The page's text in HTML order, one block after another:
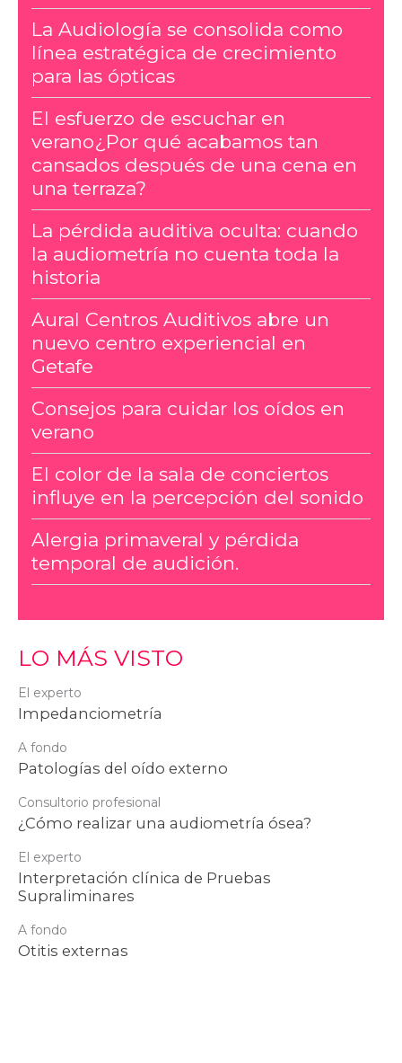
La Audiología se consolida como
línea estratégica de crecimiento
para las ópticas
El esfuerzo de escuchar en
verano¿Por qué acabamos tan
cansados después de una cena en
una terraza?
La pérdida auditiva oculta: cuando
la audiometría no cuenta toda la
historia
Aural Centros Auditivos abre un
nuevo centro experiencial en
Getafe
Consejos para cuidar los oídos en
verano
El color de la sala de conciertos
influye en la percepción del sonido
Alergia primaveral y pérdida
temporal de audición.
LO MÁS VISTO
El experto
Impedanciometría
A fondo
Patologías del oído externo
Consultorio profesional
¿Cómo realizar una audiometría ósea?
El experto
Interpretación clínica de Pruebas
Supraliminares
A fondo
Otitis externas